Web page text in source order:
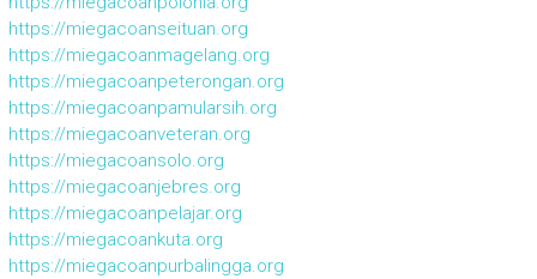
https://miegacoanseituan.org
https://miegacoanmagelang.org
https://miegacoanpeterongan.org
https://miegacoanpamularsih.org
https://miegacoanveteran.org
https://miegacoansolo.org
https://miegacoanjebres.org
https://miegacoanpelajar.org
https://miegacoankuta.org
https://miegacoanpurbalingga.org